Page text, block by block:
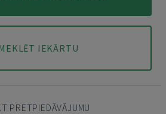
IEKĀRTU
PRETPIEDĀVĀJUMU